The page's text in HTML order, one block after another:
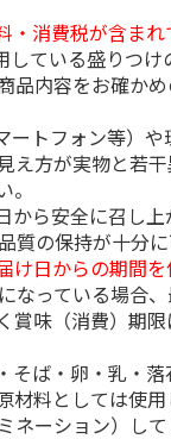
消費税が含まれ
している盛りつ
品内容をお確か
ートフォン等）
え方が実物と若
から安全に召し
質の保持が十分
け日からの期間
なっている場合
賞味（消費）期
ば・卵・乳・落
材料としては使
ネーション）し